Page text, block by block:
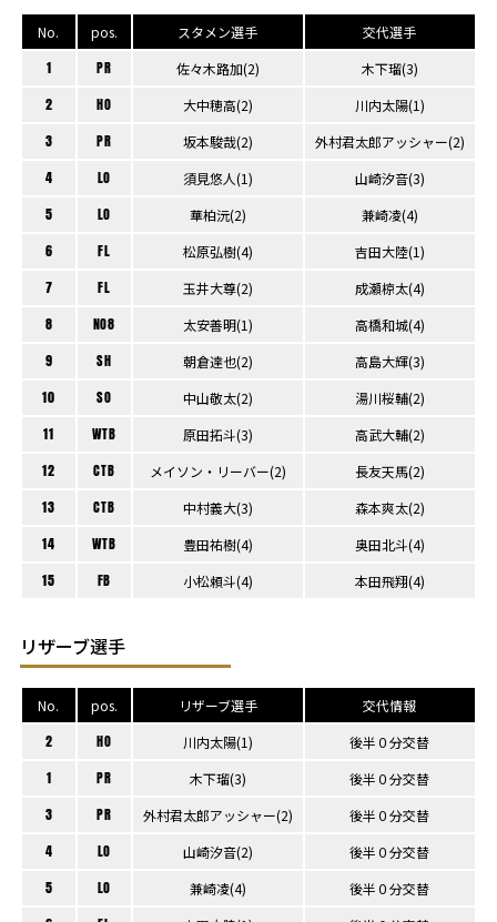
No. pos. スタメン選手 交代選手
1 PR 佐々木路加(2) 木下瑠(3)
2 HO 大中穂高(2) 川内太陽(1)
3 PR 坂本駿哉(2) 外村君太郎アッシャー(2)
4 LO 須見悠人(1) 山崎汐音(3)
5 LO 華柏沅(2) 兼崎凌(4)
6 FL 松原弘樹(4) 吉田大陸(1)
7 FL 玉井大尊(2) 成瀬椋太(4)
8 NO8 太安善明(1) 高橋和城(4)
9 SH 朝倉達也(2) 高島大輝(3)
10 SO 中山敬太(2) 湯川桜輔(2)
11 WTB 原田拓斗(3) 高武大輔(2)
12 CTB メイソン・リーバー(2) 長友天馬(2)
13 CTB 中村義大(3) 森本爽太(2)
14 WTB 豊田祐樹(4) 奥田北斗(4)
15 FB 小松頼斗(4) 本田飛翔(4)
リザーブ選手
No. pos. リザーブ選手 交代情報
2 HO 川内太陽(1) 後半０分交替
1 PR 木下瑠(3) 後半０分交替
3 PR 外村君太郎アッシャー(2) 後半０分交替
4 LO 山崎汐音(2) 後半０分交替
5 LO 兼崎凌(4) 後半０分交替